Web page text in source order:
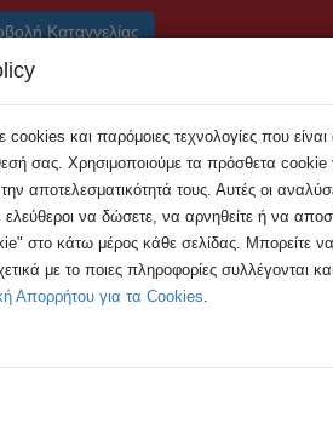
Καταγγελίας
Αρχική
του φαινομένου Deepfake, σε
Deepfake,
cookies και παρόμοιες τεχνολογίες που
σας. Χρησιμοποιούμε τα πρόσθετα cookie
την αποτελεσματικότητά τους. Αυτές οι
ελεύθεροι να δώσετε, να αρνηθείτε ή να
στο κάτω μέρος κάθε σελίδας. Μπορείτε
με το ποιες πληροφορίες συλλέγονται
Απορρήτου για τα Cookies.